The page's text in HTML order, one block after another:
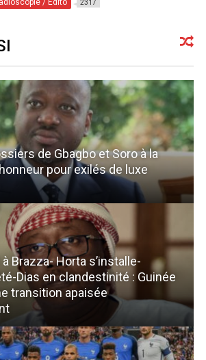
2317
de Gbagbo et Soro à la
pour exilés de luxe
Brazza- Horta s’installe-
Dias en clandestinité : Guinée
transition apaisée